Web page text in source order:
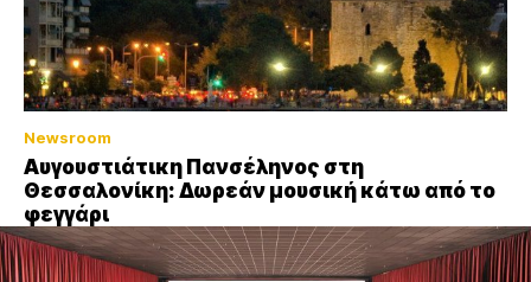
Newsroom
Αυγουστιάτικη Πανσέληνος στη
Θεσσαλονίκη: Δωρεάν μουσική κάτω από το
φεγγάρι